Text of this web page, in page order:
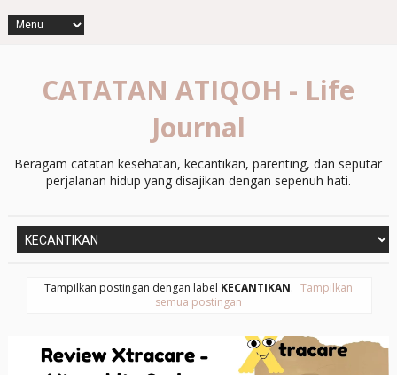
CATATAN ATIQOH - Life
Journal
Beragam catatan kesehatan, kecantikan, parenting, dan seputar
perjalanan hidup yang disajikan dengan sepenuh hati.
Tampilkan postingan dengan label KECANTIKAN. Tampilkan
semua postingan